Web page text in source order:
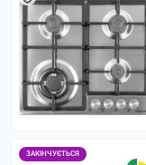
ЗАКІНЧУЄТЬСЯ